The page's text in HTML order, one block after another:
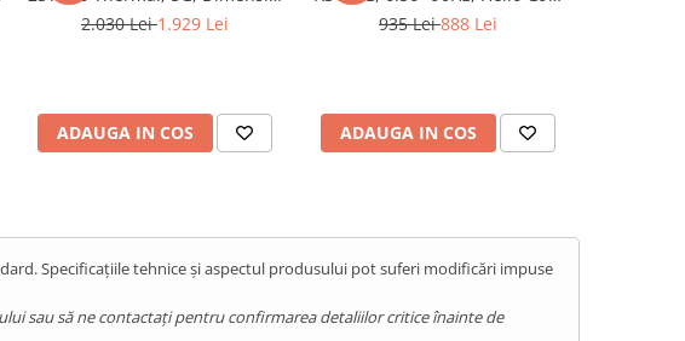
6300, 8GB RAM, 256GB, NFC,
2.030 Lei1.929 Lei
ADAUGA IN COS
6GB RAM, 128GB, NFC, Android
935 Lei888 Lei
ADAUGA IN COS
Specificațiile tehnice și aspectul produsului pot suferi modificări impuse
sau să ne contactați pentru confirmarea detaliilor critice înainte de